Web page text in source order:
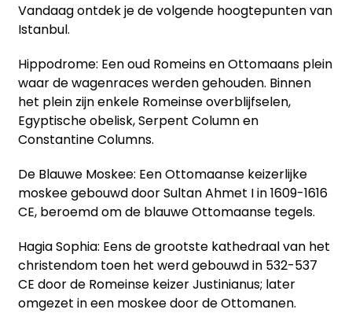
Vandaag ontdek je de volgende hoogtepunten van
Istanbul.
Hippodrome: Een oud Romeins en Ottomaans plein
waar de wagenraces werden gehouden. Binnen
het plein zijn enkele Romeinse overblijfselen,
Egyptische obelisk, Serpent Column en
Constantine Columns.
De Blauwe Moskee: Een Ottomaanse keizerlijke
moskee gebouwd door Sultan Ahmet I in 1609-1616
CE, beroemd om de blauwe Ottomaanse tegels.
Hagia Sophia: Eens de grootste kathedraal van het
christendom toen het werd gebouwd in 532-537
CE door de Romeinse keizer Justinianus; later
omgezet in een moskee door de Ottomanen.